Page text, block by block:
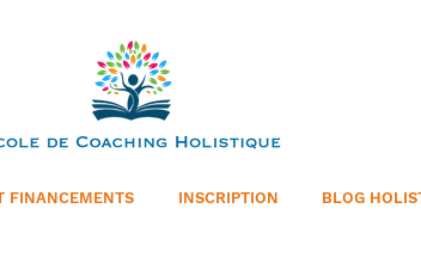
FINANCEMENTS INSCRIPTION BLOG